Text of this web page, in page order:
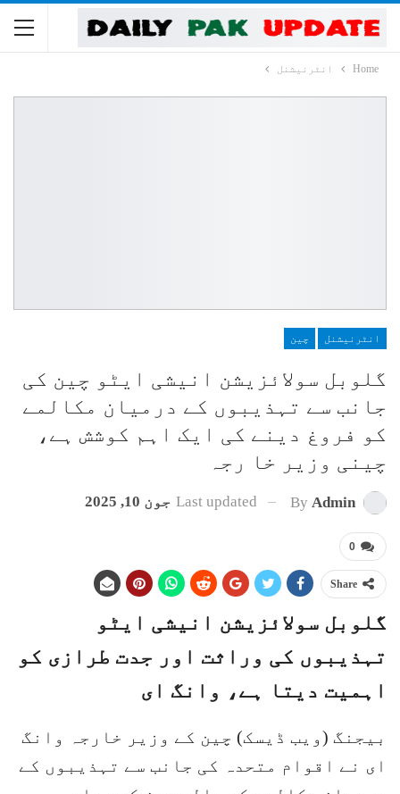
Home انٹرنیشنل
انٹرنیشنل چین
گلوبل سولائزیشن انیشی ایٹو چین کی
جانب سے تہذیبوں کے درمیان مکالمے
کو فروغ دینے کی ایک اہم کوشش ہے،
چینی وزیر خا رجہ
By Admin
Last updated جون 10, 2025
0
Share
گلوبل سولائزیشن انیشی ایٹو
تہذیبوں کی وراثت اور جدت طرازی کو
اہمیت دیتا ہے، وانگ ای
بیجنگ (ویب ڈیسک) چین کے وزیر خارجہ وانگ
ای نے اقوام متحدہ کی جانب سے تہذیبوں کے